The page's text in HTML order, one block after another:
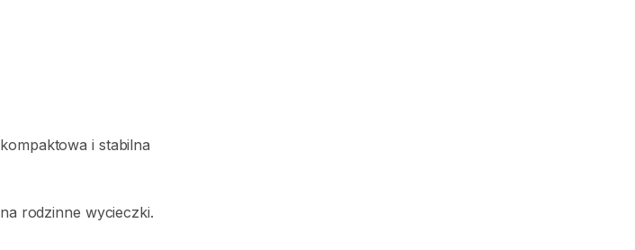
kompaktowa i stabilna
na rodzinne wycieczki.